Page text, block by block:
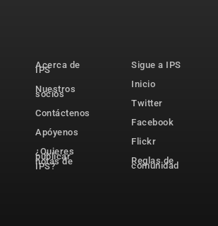
Acerca de
IPS
Nuestros
socios
Contáctenos
Apóyenos
¿Quieres
publicar
notas de
IPS?
Sigue a IPS
Inicio
Twitter
Facebook
Flickr
Reglas de
comunidad